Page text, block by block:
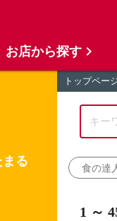
る
トップペー
食の達
1 ～
お店から探す